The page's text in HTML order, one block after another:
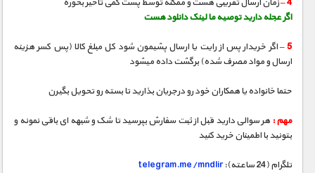
علم و فناوری
کیهان / نجوم
مسابقات / ورزشی
مستند های اختصاصی
اگر عجله دارید توصیه ما لینک دانلود هست
5 –
اگر خریدار پس از رایت یا ارسال پشیمون شود کل مبلغ کالا (پس کسر هزینه
ارسال و مواد مصرف شده) برگشت داده میشود
حتما خانواده یا همکاران خود رو درجریان بذارید تا بسته رو تحویل بگیرن
مهم : هر سوالی دارید قبل از ثبت سفارش بپرسید تا شک و شبهه ای باقی نمونه و
بتونید با اطمینان خرید کنید
تلگرام (24 ساعته): telegram.me/mndlir